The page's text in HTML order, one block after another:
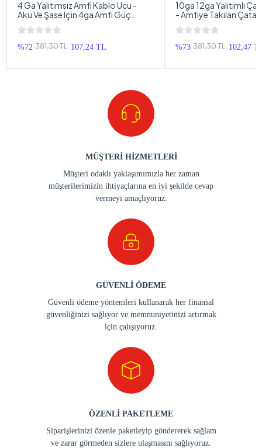
4 Ga Yalıtımsız Amfi Kablo Ucu -
Akü Ve Şase Için 4ga Amfi Güç
Kablosu Ucu - 1 Adet
%72 381,30 TL 107,24 TL
10ga 12ga Yalıtımlı
- Amfiye Takılan
Terminali - 4 Adet
%73 381,30 TL 102,47
MÜŞTERİ HİZMETLERİ
Müşteri odaklı yaklaşımımızla her zaman
müşterilerimizin ihtiyaçlarına en iyi şekilde cevap
vermeyi amaçlıyoruz.
GÜVENLİ ÖDEME
Güvenli ödeme yöntemleri kullanarak her finansal
güvenliğinizi sağlıyor ve memnuniyetinizi artırmak
için çalışıyoruz.
ÖZENLİ PAKETLEME
Siparişlerinizi özenle paketleyip göndererek sağlam
ve zarar görmeden sizlere ulaşmasını sağlıyoruz.